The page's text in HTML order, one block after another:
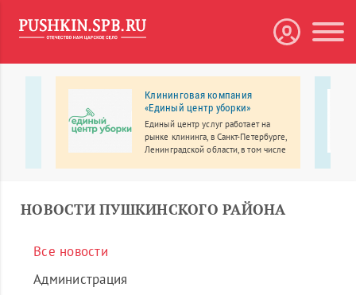
Клининговая компания
«Единый центр уборки»
Единый центр услуг работает на
рынке клининга, в Санкт-Петербурге,
Ленинградской области, в том числе
НОВОСТИ ПУШКИНСКОГО РАЙОНА
Все новости
Администрация